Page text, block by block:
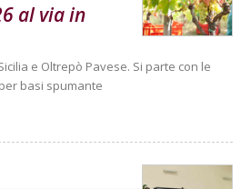
al via in
e Oltrepò Pavese. Si parte con le
basi spumante